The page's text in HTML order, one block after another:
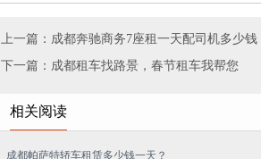
上一篇：成都奔驰商务7座租一天配司机多少钱
下一篇：成都租车找路景，春节租车我帮您
相关阅读
成都帕萨特轿车租赁多少钱一天？